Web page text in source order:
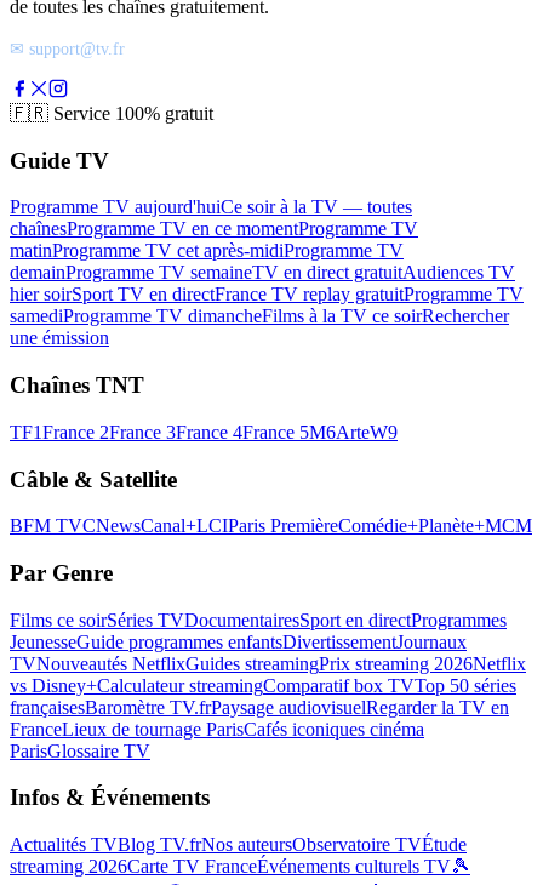
de toutes les chaînes gratuitement.
✉ support@tv.fr
🇫🇷 Service 100% gratuit
Guide TV
Programme TV aujourd'huiCe soir à la TV — toutes
chaînesProgramme TV en ce momentProgramme TV
matinProgramme TV cet après-midiProgramme TV
demainProgramme TV semaineTV en direct gratuitAudiences TV
hier soirSport TV en directFrance TV replay gratuitProgramme TV
samediProgramme TV dimancheFilms à la TV ce soirRechercher
une émission
Chaînes TNT
TF1France 2France 3France 4France 5M6ArteW9
Câble & Satellite
BFM TVCNewsCanal+LCIParis PremièreComédie+Planète+MCM
Par Genre
Films ce soirSéries TVDocumentairesSport en directProgrammes
JeunesseGuide programmes enfantsDivertissementJournaux
TVNouveautés NetflixGuides streamingPrix streaming 2026Netflix
vs Disney+Calculateur streamingComparatif box TVTop 50 séries
françaisesBaromètre TV.frPaysage audiovisuelRegarder la TV en
FranceLieux de tournage ParisCafés iconiques cinéma
ParisGlossaire TV
Infos & Événements
Actualités TVBlog TV.frNos auteursObservatoire TVÉtude
streaming 2026Carte TV FranceÉvénements culturels TV🎾